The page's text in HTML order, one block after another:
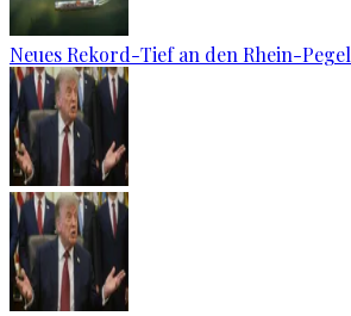
Neues Rekord-Tief an den Rhein-